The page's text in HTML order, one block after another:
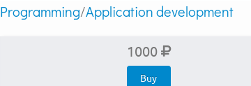
Programming/Application development
1000
Buy